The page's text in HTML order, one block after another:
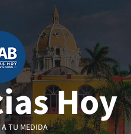
Hoy
TU MEDIDA